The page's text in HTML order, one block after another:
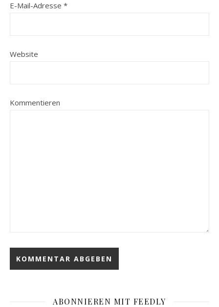
E-Mail-Adresse *
Website
Kommentieren
ABONNIEREN MIT FEEDLY